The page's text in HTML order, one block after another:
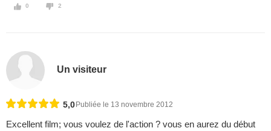
0 2
Un visiteur
5,0 Publiée le 13 novembre 2012
Excellent film; vous voulez de l'action ? vous en aurez du début